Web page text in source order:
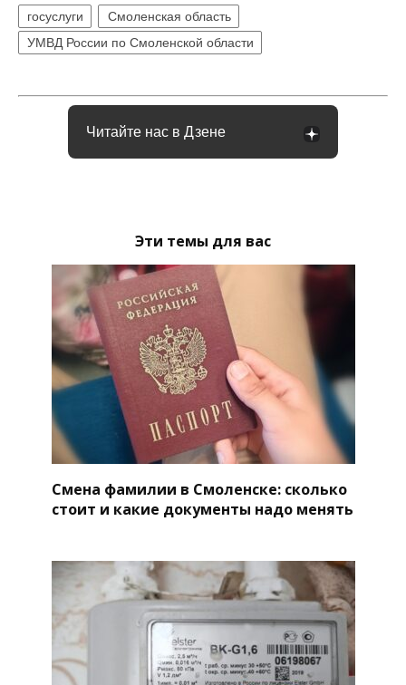
госуслуги
Смоленская область
УМВД России по Смоленской области
Читайте нас в Дзене
Эти темы для вас
Смена фамилии в Смоленске: сколько
стоит и какие документы надо менять